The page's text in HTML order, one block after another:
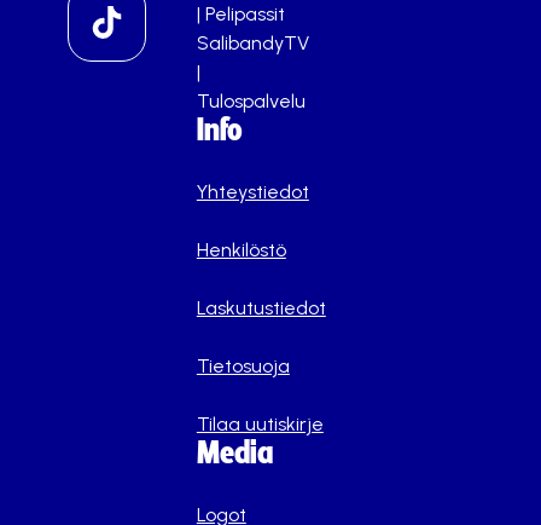
| Pelipassit
SalibandyTV
|
Tulospalvelu
Info
Yhteystiedot
Henkilöstö
Laskutustiedot
Tietosuoja
Tilaa uutiskirje
Media
Logot